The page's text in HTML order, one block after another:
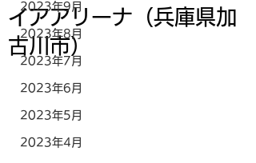
2023年9月
2023年8月
2023年7月
2023年6月
2023年5月
2023年4月
イアアリーナ（兵庫県加
古川市）